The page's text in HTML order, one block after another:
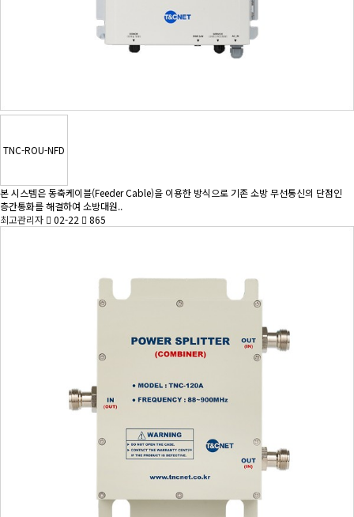
TNC-ROU-NFD
본 시스템은 동축케이블(Feeder Cable)을 이용한 방식으로 기존 소방 무선통신의 단점인
층간통화를 해결하여 소방대원..
최고관리자
02-22 865